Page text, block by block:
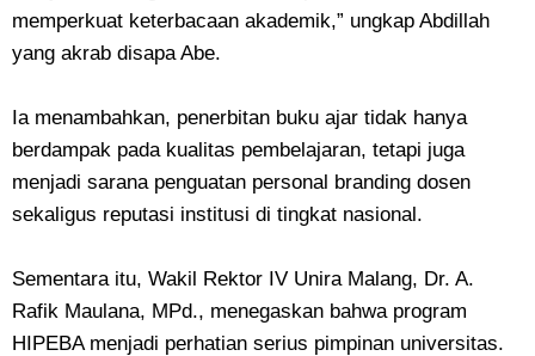
memperkuat keterbacaan akademik,” ungkap Abdillah
yang akrab disapa Abe.
Ia menambahkan, penerbitan buku ajar tidak hanya
berdampak pada kualitas pembelajaran, tetapi juga
menjadi sarana penguatan personal branding dosen
sekaligus reputasi institusi di tingkat nasional.
Sementara itu, Wakil Rektor IV Unira Malang, Dr. A.
Rafik Maulana, MPd., menegaskan bahwa program
HIPEBA menjadi perhatian serius pimpinan universitas.